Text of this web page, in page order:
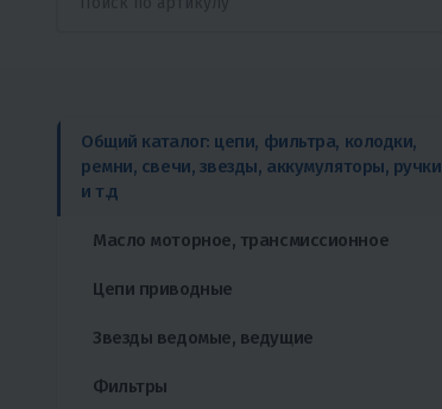
Общий каталог: цепи, фильтра, колодки,
ремни, свечи, звезды, аккумуляторы, ручки
и т.д
Масло моторное, трансмиссионное
Цепи приводные
Звезды ведомые, ведущие
Фильтры